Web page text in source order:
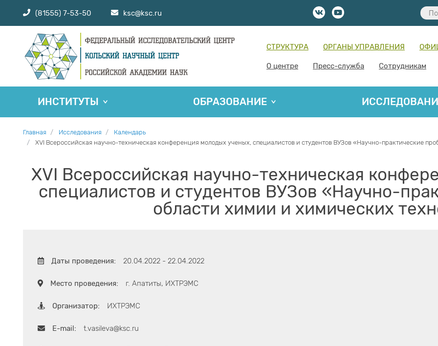
(81555) 7-53-50 ksc@ksc.ru
СТРУКТУРА ОРГАНЫ УПРАВЛЕНИЯ
О центре Пресс-служба Сотрудникам
ИНСТИТУТЫ ОБРАЗОВАНИЕ
Главная Исследования
Календарь
XVI Всероссийская научно-техническая конференция молодых ученых, специалистов и студентов ВУЗов «Научно-практические
XVI Всероссийская научно-техническая
специалистов и студентов ВУЗов «Научно-
области химии и химических
Даты проведения: 20.04.2022 - 22.04.2022
Место проведения: г. Апатиты, ИХТРЭМС
Организатор: ИХТРЭМС
E-mail: t.vasileva@ksc.ru